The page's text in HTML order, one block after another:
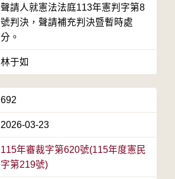
聲請人就憲法法庭113年憲判字第8
號判決，聲請補充判決暨暫時處
分。
林于如
692
2026-03-23
115年審裁字第620號(115年度憲民
字第219號)